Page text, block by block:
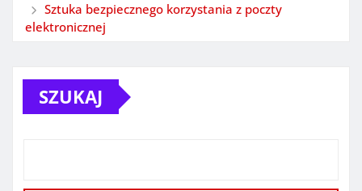
Sztuka bezpiecznego korzystania z poczty
elektronicznej
SZUKAJ